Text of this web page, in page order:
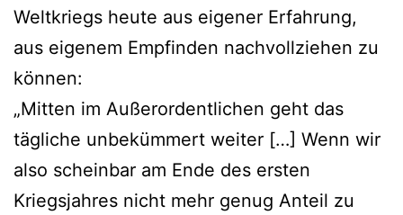
Weltkriegs heute aus eigener Erfahrung,
aus eigenem Empfinden nachvollziehen zu
können:
„Mitten im Außerordentlichen geht das
tägliche unbekümmert weiter […] Wenn wir
also scheinbar am Ende des ersten
Kriegsjahres nicht mehr genug Anteil zu